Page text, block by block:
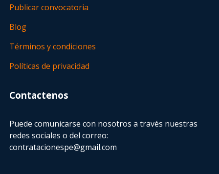
Publicar convocatoria
Blog
Términos y condiciones
Políticas de privacidad
Contactenos
Puede comunicarse con nosotros a través nuestras
redes sociales o del correo:
contratacionespe@gmail.com